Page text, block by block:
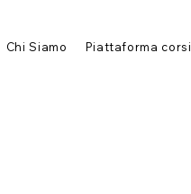
Chi Siamo Piattaforma corsi